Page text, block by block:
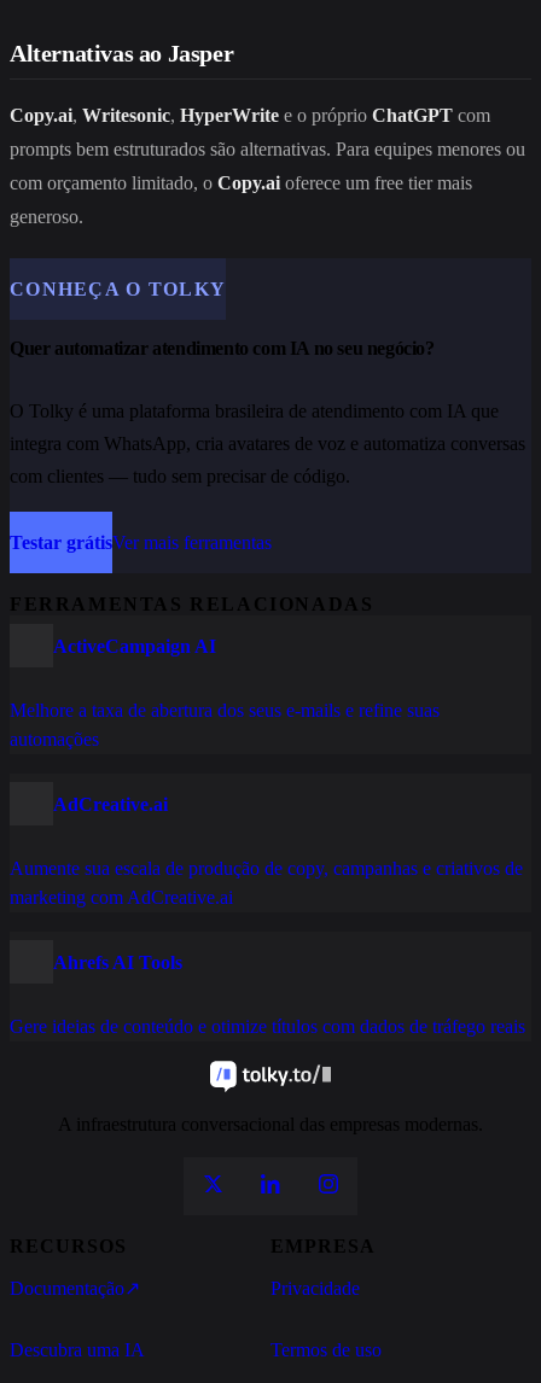
Alternativas ao Jasper
Copy.ai, Writesonic, HyperWrite e o próprio ChatGPT com
prompts bem estruturados são alternativas. Para equipes menores ou
com orçamento limitado, o Copy.ai oferece um free tier mais
generoso.
CONHEÇA O TOLKY
Quer automatizar atendimento com IA no seu negócio?
O Tolky é uma plataforma brasileira de atendimento com IA que
integra com WhatsApp, cria avatares de voz e automatiza conversas
com clientes — tudo sem precisar de código.
Testar grátisVer mais ferramentas
FERRAMENTAS RELACIONADAS
ActiveCampaign AI
Melhore a taxa de abertura dos seus e-mails e refine suas
automações
AdCreative.ai
Aumente sua escala de produção de copy, campanhas e criativos de
marketing com AdCreative.ai
Ahrefs AI Tools
Gere ideias de conteúdo e otimize títulos com dados de tráfego reais
A infraestrutura conversacional das empresas modernas.
RECURSOS
Documentação↗
Descubra uma IA
EMPRESA
Privacidade
Termos de uso